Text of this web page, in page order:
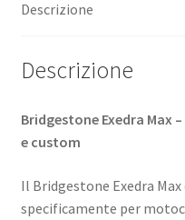
Descrizione
Descrizione
Bridgestone Exedra Max
e custom
Il Bridgestone Exedra
specificamente per